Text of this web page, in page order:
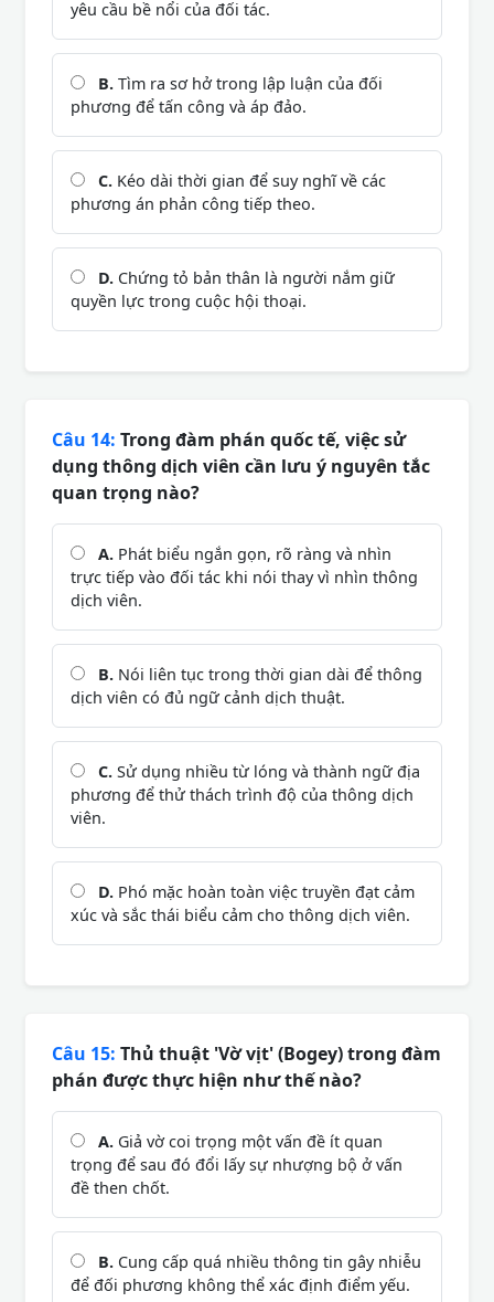
yêu cầu bề nổi của đối tác.
B. Tìm ra sơ hở trong lập luận của đối
phương để tấn công và áp đảo.
C. Kéo dài thời gian để suy nghĩ về các
phương án phản công tiếp theo.
D. Chứng tỏ bản thân là người nắm giữ
quyền lực trong cuộc hội thoại.
Câu 14: Trong đàm phán quốc tế, việc sử
dụng thông dịch viên cần lưu ý nguyên tắc
quan trọng nào?
A. Phát biểu ngắn gọn, rõ ràng và nhìn
trực tiếp vào đối tác khi nói thay vì nhìn thông
dịch viên.
B. Nói liên tục trong thời gian dài để thông
dịch viên có đủ ngữ cảnh dịch thuật.
C. Sử dụng nhiều từ lóng và thành ngữ địa
phương để thử thách trình độ của thông dịch
viên.
D. Phó mặc hoàn toàn việc truyền đạt cảm
xúc và sắc thái biểu cảm cho thông dịch viên.
Câu 15: Thủ thuật 'Vờ vịt' (Bogey) trong đàm
phán được thực hiện như thế nào?
A. Giả vờ coi trọng một vấn đề ít quan
trọng để sau đó đổi lấy sự nhượng bộ ở vấn
đề then chốt.
B. Cung cấp quá nhiều thông tin gây nhiễu
để đối phương không thể xác định điểm yếu.